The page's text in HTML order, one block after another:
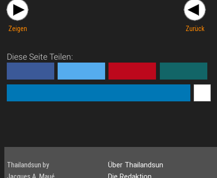
Zeigen Zurück
Diese Seite Teilen:
Thailandsun by
Über Thailandsun